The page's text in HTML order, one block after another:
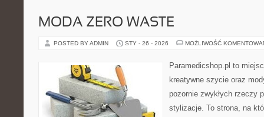
MODA ZERO WASTE
POSTED BY ADMIN STY - 26 - 2026 MOŻLIWOŚĆ
Paramedicshop.pl to
kreatywne szycie oraz
pozornie zwykłych rzeczy
stylizacje. To strona, na